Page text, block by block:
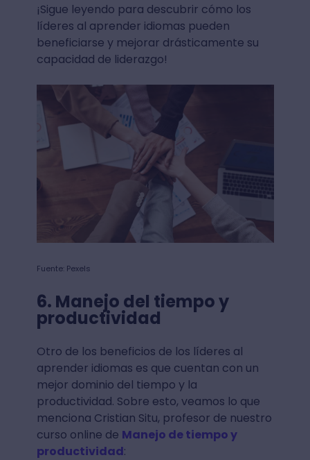
¡Sigue leyendo para descubrir cómo los
líderes al aprender idiomas pueden
beneficiarse y mejorar drásticamente su
capacidad de liderazgo!
Fuente: Pexels
6. Manejo del tiempo y
productividad
Otro de los beneficios de los líderes al
aprender idiomas es que cuentan con un
mejor dominio del tiempo y la
productividad. Sobre esto, veamos lo que
menciona Cristian Situ, profesor de nuestro
curso online de Manejo de tiempo y
productividad: